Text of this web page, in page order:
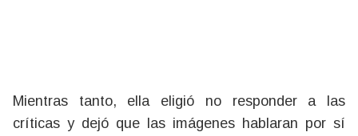
Mientras tanto, ella eligió no responder a las
críticas y dejó que las imágenes hablaran por sí